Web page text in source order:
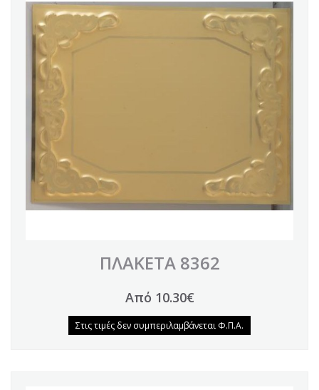
ΠΛΑΚΕΤΑ 8362
Από 10.30€
Στις τιμές δεν συμπεριλαμβάνεται Φ.Π.Α.